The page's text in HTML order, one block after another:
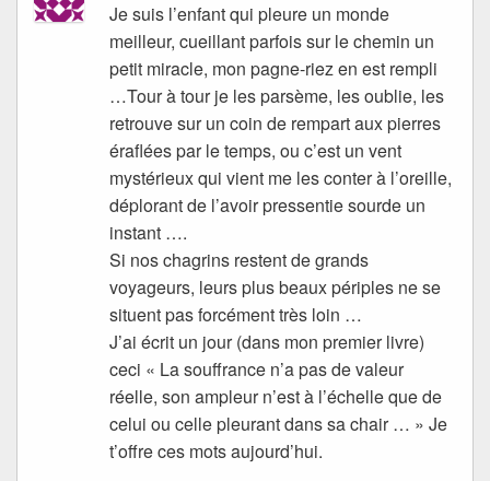
Je suis l’enfant qui pleure un monde
meilleur, cueillant parfois sur le chemin un
petit miracle, mon pagne-riez en est rempli
…Tour à tour je les parsème, les oublie, les
retrouve sur un coin de rempart aux pierres
éraflées par le temps, ou c’est un vent
mystérieux qui vient me les conter à l’oreille,
déplorant de l’avoir pressentie sourde un
instant ….
Si nos chagrins restent de grands
voyageurs, leurs plus beaux périples ne se
situent pas forcément très loin …
J’ai écrit un jour (dans mon premier livre)
ceci « La souffrance n’a pas de valeur
réelle, son ampleur n’est à l’échelle que de
celui ou celle pleurant dans sa chair … » Je
t’offre ces mots aujourd’hui.